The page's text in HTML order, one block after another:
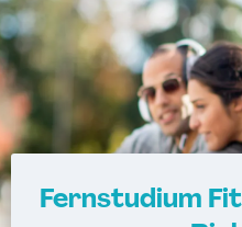
Fernstudium